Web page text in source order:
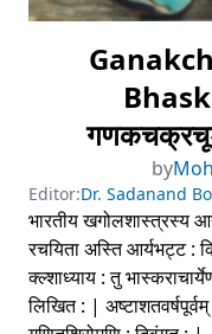
by
Editor:Dr. Sadanand
भारतीय खगोलशास्त्रस्य
रचयिता अस्ति आर्यभट्ट :
क्ल्शाध्याय : तु
लिखित : |